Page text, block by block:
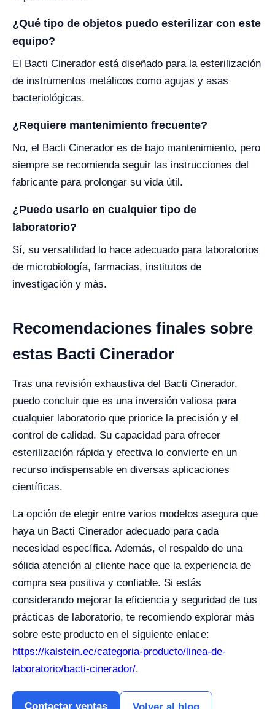
¿Qué tipo de objetos puedo esterilizar con este
equipo?
El Bacti Cinerador está diseñado para la esterilización
de instrumentos metálicos como agujas y asas
bacteriológicas.
¿Requiere mantenimiento frecuente?
No, el Bacti Cinerador es de bajo mantenimiento, pero
siempre se recomienda seguir las instrucciones del
fabricante para prolongar su vida útil.
¿Puedo usarlo en cualquier tipo de
laboratorio?
Sí, su versatilidad lo hace adecuado para laboratorios
de microbiología, farmacias, institutos de
investigación y más.
Recomendaciones finales sobre
estas Bacti Cinerador
Tras una revisión exhaustiva del Bacti Cinerador,
puedo concluir que es una inversión valiosa para
cualquier laboratorio que priorice la precisión y el
control de calidad. Su capacidad para ofrecer
esterilización rápida y efectiva lo convierte en un
recurso indispensable en diversas aplicaciones
científicas.
La opción de elegir entre varios modelos asegura que
haya un Bacti Cinerador adecuado para cada
necesidad específica. Además, el respaldo de una
sólida atención al cliente hace que la experiencia de
compra sea positiva y confiable. Si estás
considerando mejorar la eficiencia y seguridad de tus
prácticas de laboratorio, te recomiendo explorar más
sobre este producto en el siguiente enlace:
https://kalstein.ec/categoria-producto/linea-de-
laboratorio/bacti-cinerador/.
Contactar ventas